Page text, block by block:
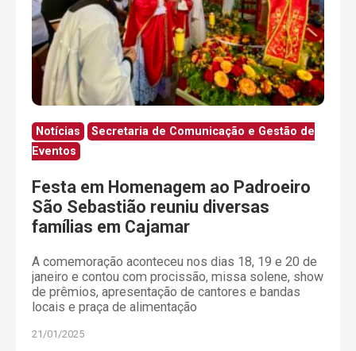
Notícias
Secretaria de Comunicação e Gestão de
Eventos
Festa em Homenagem ao Padroeiro
São Sebastião reuniu diversas
famílias em Cajamar
A comemoração aconteceu nos dias 18, 19 e 20 de
janeiro e contou com procissão, missa solene, show
de prêmios, apresentação de cantores e bandas
locais e praça de alimentação
21/01/2025